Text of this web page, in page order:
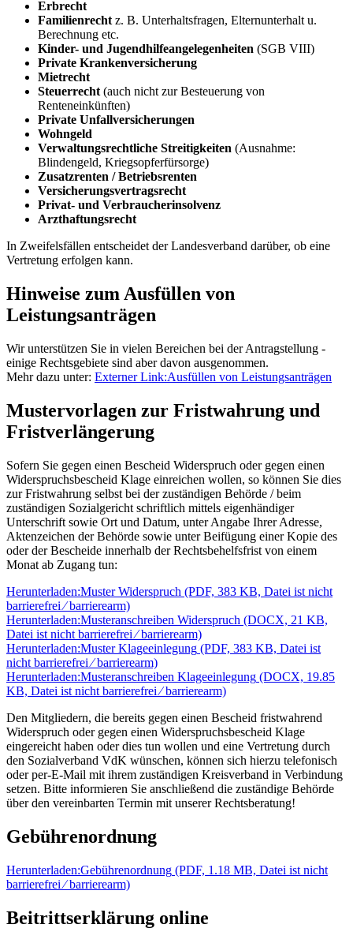
Erbrecht
Familienrecht z. B. Unterhaltsfragen, Elternunterhalt u.
Berechnung etc.
Kinder- und Jugendhilfeangelegenheiten (SGB VIII)
Private Krankenversicherung
Mietrecht
Steuerrecht (auch nicht zur Besteuerung von
Renteneinkünften)
Private Unfallversicherungen
Wohngeld
Verwaltungsrechtliche Streitigkeiten (Ausnahme:
Blindengeld, Kriegsopferfürsorge)
Zusatzrenten / Betriebsrenten
Versicherungsvertragsrecht
Privat- und Verbraucherinsolvenz
Arzthaftungsrecht
In Zweifelsfällen entscheidet der Landesverband darüber, ob eine
Vertretung erfolgen kann.
Hinweise zum Ausfüllen von
Leistungsanträgen
Wir unterstützen Sie in vielen Bereichen bei der Antragstellung -
einige Rechtsgebiete sind aber davon ausgenommen.
Mehr dazu unter: Externer Link:Ausfüllen von Leistungsanträgen
Mustervorlagen zur Fristwahrung und
Fristverlängerung
Sofern Sie gegen einen Bescheid Widerspruch oder gegen einen
Widerspruchsbescheid Klage einreichen wollen, so können Sie dies
zur Fristwahrung selbst bei der zuständigen Behörde / beim
zuständigen Sozialgericht schriftlich mittels eigenhändiger
Unterschrift sowie Ort und Datum, unter Angabe Ihrer Adresse,
Aktenzeichen der Behörde sowie unter Beifügung einer Kopie des
oder der Bescheide innerhalb der Rechtsbehelfsfrist von einem
Monat ab Zugang tun:
Herunterladen:Muster Widerspruch (PDF, 383 KB, Datei ist nicht
barrierefrei ⁄ barrierearm)
Herunterladen:Musteranschreiben Widerspruch (DOCX, 21 KB,
Datei ist nicht barrierefrei ⁄ barrierearm)
Herunterladen:Muster Klageeinlegung (PDF, 383 KB, Datei ist
nicht barrierefrei ⁄ barrierearm)
Herunterladen:Musteranschreiben Klageeinlegung (DOCX, 19.85
KB, Datei ist nicht barrierefrei ⁄ barrierearm)
Den Mitgliedern, die bereits gegen einen Bescheid fristwahrend
Widerspruch oder gegen einen Widerspruchsbescheid Klage
eingereicht haben oder dies tun wollen und eine Vertretung durch
den Sozialverband VdK wünschen, können sich hierzu telefonisch
oder per-E-Mail mit ihrem zuständigen Kreisverband in Verbindung
setzen. Bitte informieren Sie anschließend die zuständige Behörde
über den vereinbarten Termin mit unserer Rechtsberatung!
Gebührenordnung
Herunterladen:Gebührenordnung (PDF, 1.18 MB, Datei ist nicht
barrierefrei ⁄ barrierearm)
Beitrittserklärung online